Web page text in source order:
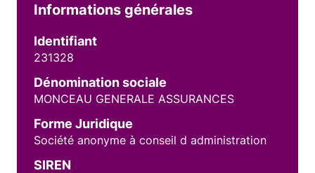
Informations générales
Identifiant
231328
Dénomination sociale
MONCEAU GENERALE ASSURANCES
Forme Juridique
Société anonyme à conseil d administration
SIREN